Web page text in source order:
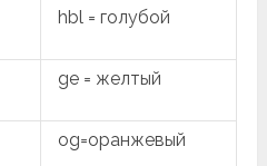
hbl = голубой
ge = желтый
og=оранжевый